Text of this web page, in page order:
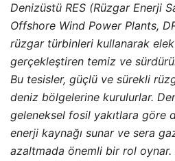
Denizüstü RES (Rüzgar Enerji
Offshore Wind Power Plants,
rüzgar türbinleri kullanarak
gerçekleştiren temiz ve
Bu tesisler, güçlü ve sürekli
deniz bölgelerine kurulurlar.
geleneksel fosil yakıtlara göre
enerji kaynağı sunar ve sera
azaltmada önemli bir rol oynar.